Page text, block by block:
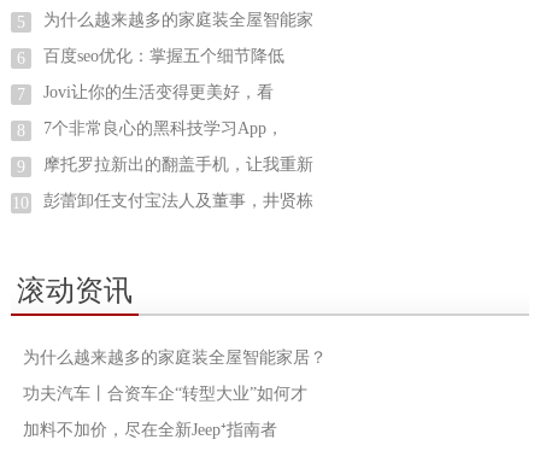
5 为什么越来越多的家庭装全屋智能家
6 百度seo优化：掌握五个细节降低
7 Jovi让你的生活变得更美好，看
8 7个非常良心的黑科技学习App，
9 摩托罗拉新出的翻盖手机，让我重新
10 彭蕾卸任支付宝法人及董事，井贤栋
滚动资讯
为什么越来越多的家庭装全屋智能家居？
功夫汽车丨合资车企“转型大业”如何才
加料不加价，尽在全新Jeep⁺指南者